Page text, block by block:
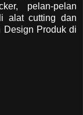
pelan-pelan
alat cutting dan
Design Produk di